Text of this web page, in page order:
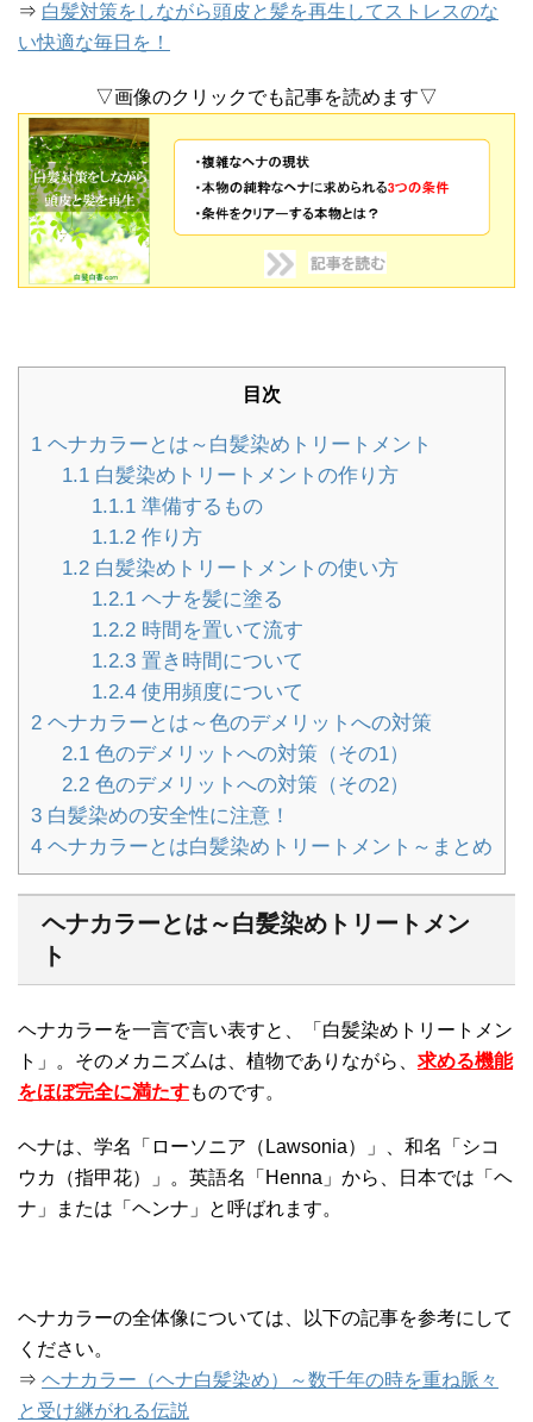
⇒ 白髪対策をしながら頭皮と髪を再生してストレスのな
い快適な毎日を！
▽画像のクリックでも記事を読めます▽
目次
1 ヘナカラーとは～白髪染めトリートメント
1.1白髪染めトリートメントの作り方
1.1.1 準備するもの
1.1.2 作り方
1.2白髪染めトリートメントの使い方
1.2.1 ヘナを髪に塗る
1.2.2 時間を置いて流す
1.2.3 置き時間について
1.2.4 使用頻度について
2 ヘナカラーとは～色のデメリットへの対策
2.1色のデメリットへの対策（その1）
2.2色のデメリットへの対策（その2）
3 白髪染めの安全性に注意！
4 ヘナカラーとは白髪染めトリートメント～まとめ
ヘナカラーとは～白髪染めトリートメン
ト
ヘナカラーを一言で言い表すと、「白髪染めトリートメン
ト」。そのメカニズムは、植物でありながら、 求める機能
をほぼ完全に満たすものです。
ヘナは、学名「ローソニア（Lawsonia）」、和名「シコ
ウカ（指甲花）」。英語名「Henna」から、日本では「ヘ
ナ」または「ヘンナ」と呼ばれます。
ヘナカラーの全体像については、以下の記事を参考にして
ください。
⇒ ヘナカラー（ヘナ白髪染め）～数千年の時を重ね脈々
と受け継がれる伝説